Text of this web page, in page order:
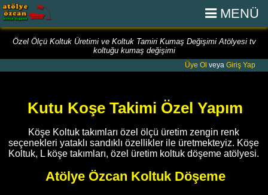
MENÜ
Özel Ölçü Koltuk Üretimi ve Koltuk Tamiri Kumaş Değişimi Atölyesi tv
koltuğu kumaş değişimi
Üye Ol veya Giriş Yap
Kutu Koşe Takimi Özel Yapım
Köşe Koltuk takımları özel ölçü üretim zengin renk
seçenekleri yataklı sandıklı özellikler ile üretmekteyiz. Köşe
Koltuk, L köşe takımları, özel üretim koltuk döşeme atölyesi.
Atölye Özcan Koltuk Döşeme